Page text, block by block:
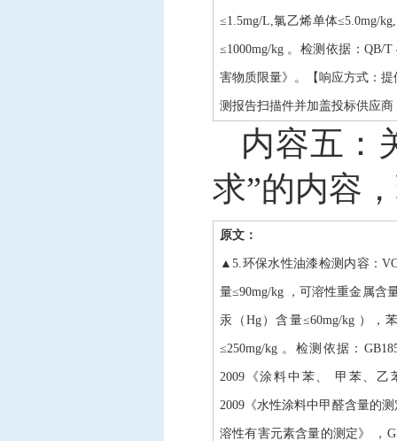
≤1.5mg/L,氯乙烯单体≤5.0mg/
≤1000mg/kg 。检测依据：QB/
害物质限量》。【响应方式：
测报告扫描件并加盖投标供应
内容五：
求”的内容
原文：
▲5.环保水性油漆检测内容：
量≤90mg/kg ，可溶性重金属含
汞（Hg）含量≤60mg/kg ）
≤250mg/kg 。检测依据：
2009《涂料中苯、 甲苯、乙
2009《水性涂料中甲醛含量的
溶性有害元素含量的测定》 ，